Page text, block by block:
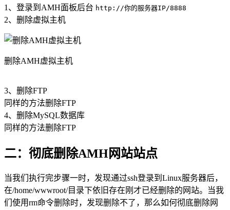
1、登录到AMH面板后台 http://你的服务器IP/8888
2、删除虚拟主机
删除AMH虚拟主机
3、删除FTP
同样的方法删除FTP
4、删除MySQL数据库
同样的方法删除FTP
二：彻底删除AMH网站站点
当我们执行完步骤一时，发现通过ssh登录到Linux服务器后，
在/home/wwwroot/目录下依旧存在刚才已经删除的网站。当我
们使用rm命令删除时，发现删除不了，那么如何彻底删除网